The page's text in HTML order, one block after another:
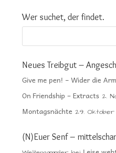
Wer suchet, der findet.
Neues Treibgut –
Give me pen! – Wider die
On Friendship – Extracts 2.
Montagsnächte 29.
(N)Euer Senf –